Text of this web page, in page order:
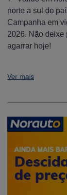
norte a sul do
Campanha em
2026. Não deixe
agarrar hoje!
Ver mais